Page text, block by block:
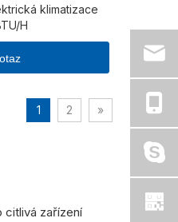
klimatizace
H
1 2 »
citlivá zařízení